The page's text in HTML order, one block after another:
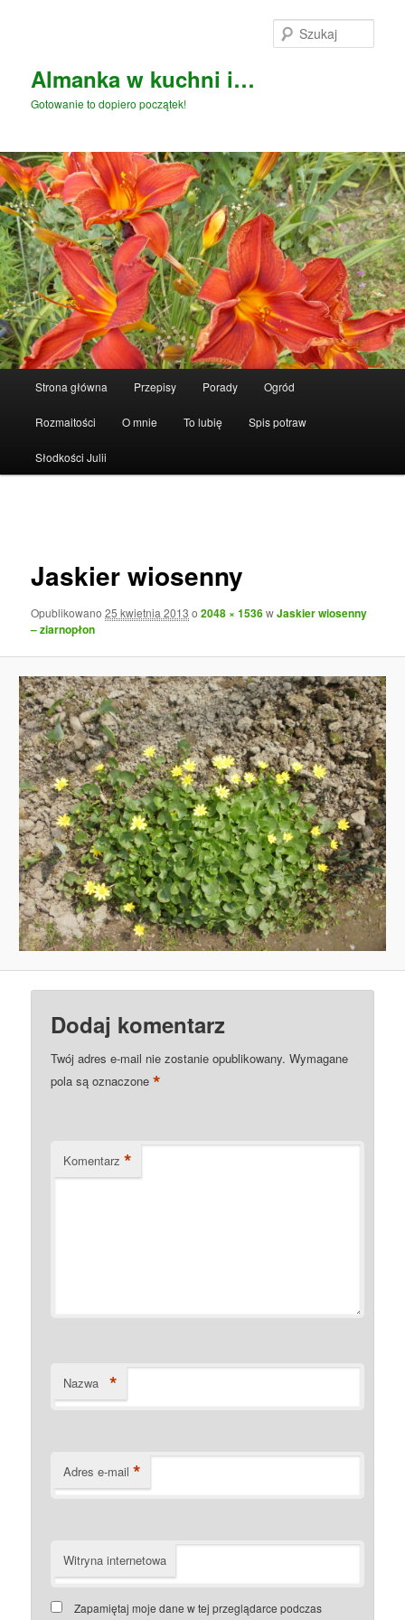
Almanka w kuchni i…
Gotowanie to dopiero początek!
Strona główna Przepisy Porady Ogród
Rozmaitości O mnie To lubię Spis potraw
Słodkości Julii
Jaskier wiosenny
Opublikowano25 kwietnia 2013 o2048 × 1536wJaskier wiosenny
– ziarnopłon
Dodaj komentarz
Twój adres e-mail nie zostanie opublikowany. Wymagane
pola są oznaczone*
Komentarz *
Nazwa *
Adres e-mail *
Witryna internetowa
Zapamiętaj moje dane w tej przeglądarce podczas